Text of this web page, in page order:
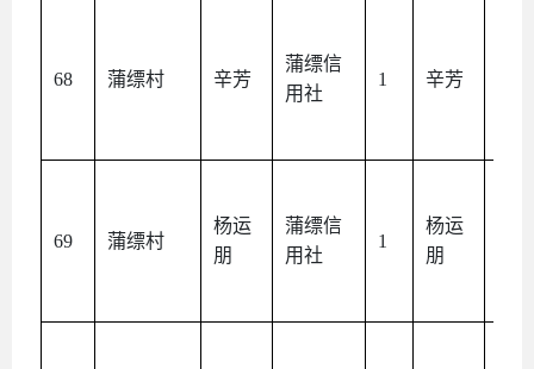
68 蒲缥村 辛芳
蒲缥信
用社
1 辛芳
69 蒲缥村
杨运
朋
蒲缥信
用社
1
杨运
朋